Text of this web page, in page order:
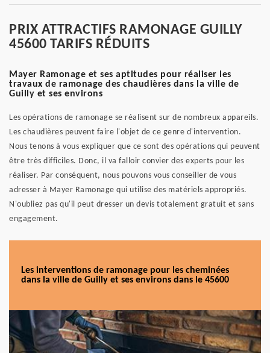
PRIX ATTRACTIFS RAMONAGE GUILLY
45600 TARIFS RÉDUITS
Mayer Ramonage et ses aptitudes pour réaliser les
travaux de ramonage des chaudières dans la ville de
Guilly et ses environs
Les opérations de ramonage se réalisent sur de nombreux appareils.
Les chaudières peuvent faire l'objet de ce genre d'intervention.
Nous tenons à vous expliquer que ce sont des opérations qui peuvent
être très difficiles. Donc, il va falloir convier des experts pour les
réaliser. Par conséquent, nous pouvons vous conseiller de vous
adresser à Mayer Ramonage qui utilise des matériels appropriés.
N'oubliez pas qu'il peut dresser un devis totalement gratuit et sans
engagement.
Les interventions de ramonage pour les cheminées
dans la ville de Guilly et ses environs dans le 45600